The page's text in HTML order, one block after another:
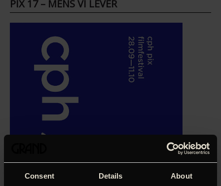
Consent Details About
PIX 17 – MENS VI LEVER